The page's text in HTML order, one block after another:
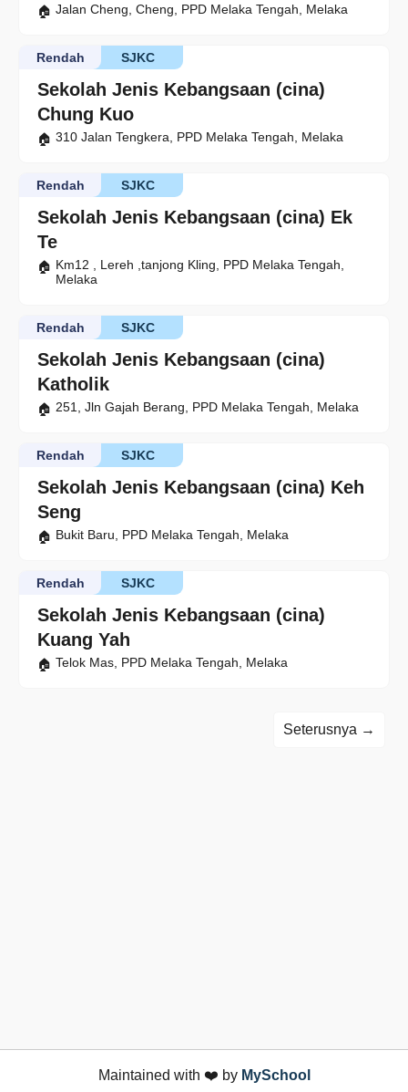
Jalan Cheng, Cheng, PPD Melaka Tengah, Melaka
Sekolah Jenis Kebangsaan (cina)
Chung Kuo
SJKC
Rendah
310 Jalan Tengkera, PPD Melaka Tengah, Melaka
Sekolah Jenis Kebangsaan (cina) Ek
Te
SJKC
Rendah
Km12 , Lereh ,tanjong Kling, PPD Melaka Tengah,
Melaka
Sekolah Jenis Kebangsaan (cina)
Katholik
SJKC
Rendah
251, Jln Gajah Berang, PPD Melaka Tengah, Melaka
Sekolah Jenis Kebangsaan (cina) Keh
Seng
SJKC
Rendah
Bukit Baru, PPD Melaka Tengah, Melaka
Sekolah Jenis Kebangsaan (cina)
Kuang Yah
SJKC
Rendah
Telok Mas, PPD Melaka Tengah, Melaka
Seterusnya →
Maintained with ❤️ by MySchool